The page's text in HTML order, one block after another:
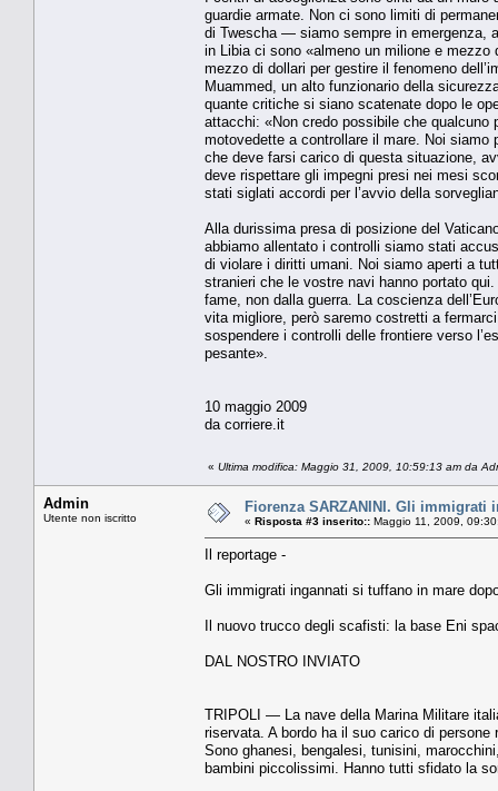
guardie armate. Non ci sono limiti di
di Twescha — siamo sempre in emergenza,
in Libia ci sono «almeno un milione e mezzo
mezzo di dollari per gesti­re il fenomeno
Muammed, un alto funzionario della
quante critiche si siano scatenate dopo le
attacchi: «Non credo possibi­le che qualcuno
motovedette a controllare il ma­re. Noi siamo
che deve farsi carico di que­sta situazione,
deve rispettare gli impe­gni presi nei mesi
stati siglati accordi per l’avvio della
Alla durissima presa di posizione del
abbiamo allentato i controlli sia­mo stati
di violare i diritti umani. Noi siamo aperti a
stranieri che le vostre navi han­no portato
fame, non dalla guerra. La coscien­za
vita migliore, però saremo costretti a
sospendere i controlli delle frontiere verso
pesante».
10 maggio 2009
da corriere.it
« Ultima modifica: Maggio 31, 2009, 10:59:13 am da
Admin
Utente non iscritto
Fiorenza SARZANINI. Gli immigrati
« Risposta #3 inserito:: Maggio 11, 2009,
Il reportage -
Gli immigrati ingannati si tuffano in mare
Il nuovo trucco degli scafisti: la base Eni
DAL NOSTRO INVIATO
TRIPOLI — La nave della Ma­rina Militare
riservata. A bordo ha il suo carico di
Sono ghanesi, bengalesi, tunisini,
bambini piccolissimi. Hanno tutti sfidato la